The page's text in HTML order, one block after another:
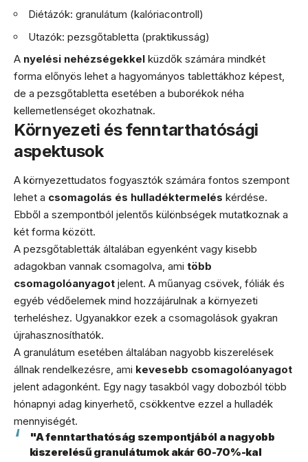
Diétázók: granulátum (kalóriacontroll)
Utazók: pezsgőtabletta (praktikusság)
A nyelési nehézségekkel küzdők számára mindkét
forma előnyös lehet a hagyományos tablettákhoz képest,
de a pezsgőtabletta esetében a buborékok néha
kellemetlenséget okozhatnak.
Környezeti és fenntarthatósági
aspektusok
A környezettudatos fogyasztók számára fontos szempont
lehet a csomagolás és hulladéktermelés kérdése.
Ebből a szempontból jelentős különbségek mutatkoznak a
két forma között.
A pezsgőtabletták általában egyenként vagy kisebb
adagokban vannak csomagolva, ami több
csomagolóanyagot jelent. A műanyag csövek, fóliák és
egyéb védőelemek mind hozzájárulnak a környezeti
terheléshez. Ugyanakkor ezek a csomagolások gyakran
újrahasznosíthatók.
A granulátum esetében általában nagyobb kiszerelések
állnak rendelkezésre, ami kevesebb csomagolóanyagot
jelent adagonként. Egy nagy tasakból vagy dobozból több
hónapnyi adag kinyerhető, csökkentve ezzel a hulladék
mennyiségét.
"A fenntarthatóság szempontjából a nagyobb
kiszerelésű granulátumok akár 60-70%-kal